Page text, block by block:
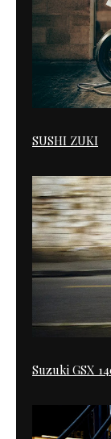
SUSHI ZUKI
Suzuki GSX